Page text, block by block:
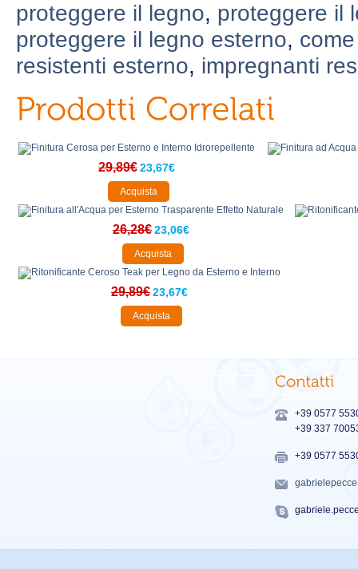
proteggere il legno, proteggere il
proteggere il legno esterno,
resistenti esterno, impregnanti
29,89€23,67€
Acquista
26,28€23,06€
Acquista
29,89€23,67€
Acquista
+39 0577
+39 337
+39 0577